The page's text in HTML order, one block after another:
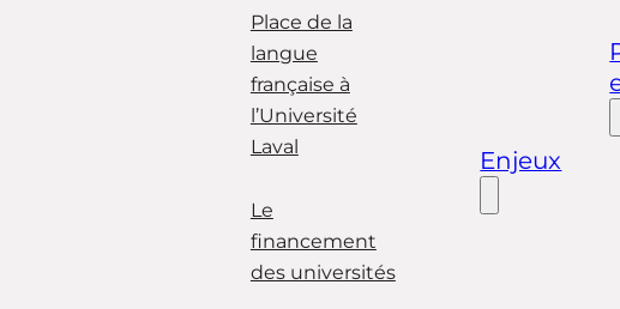
Place de la
langue
française à
l’Université
Laval
Le
financement
des universités
Enjeux